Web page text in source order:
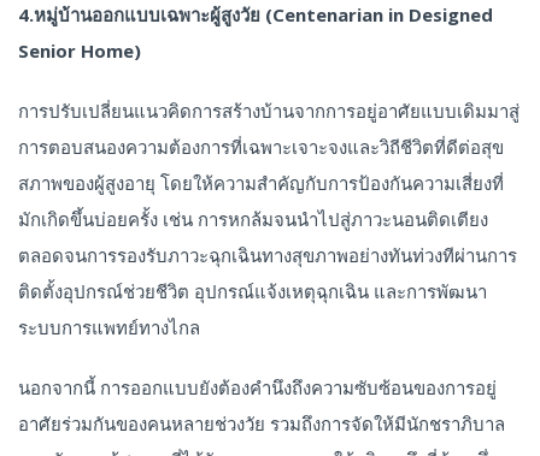
4.หมู่บ้านออกแบบเฉพาะผู้สูงวัย (Centenarian in Designed
Senior Home)
การปรับเปลี่ยนแนวคิดการสร้างบ้านจากการอยู่อาศัยแบบเดิมมาสู่
การตอบสนองความต้องการที่เฉพาะเจาะจงและวิถีชีวิตที่ดีต่อสุข
สภาพของผู้สูงอายุ โดยให้ความสำคัญกับการป้องกันความเสี่ยงที่
มักเกิดขึ้นบ่อยครั้ง เช่น การหกล้มจนนำไปสู่ภาวะนอนติดเตียง
ตลอดจนการรองรับภาวะฉุกเฉินทางสุขภาพอย่างทันท่วงทีผ่านการ
ติดตั้งอุปกรณ์ช่วยชีวิต อุปกรณ์แจ้งเหตุฉุกเฉิน และการพัฒนา
ระบบการแพทย์ทางไกล
นอกจากนี้ การออกแบบยังต้องคำนึงถึงความซับซ้อนของการอยู่
อาศัยร่วมกันของคนหลายช่วงวัย รวมถึงการจัดให้มีนักชราภิบาล